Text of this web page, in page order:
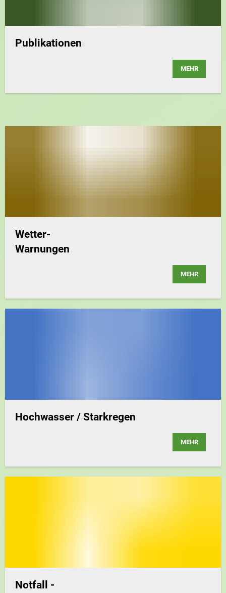
Publikationen
MEHR
Wetter-
Warnungen
MEHR
Hochwasser / Starkregen
MEHR
Notfall -